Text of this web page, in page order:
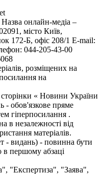
онлайн-медіа –
місто Київ,
Б, офіс 208/1 E-mail:
044-205-43-00
розміщених на
на
сторінки « Новини України
- обов'язкове пряме
гіперпосилання .
в незалежності від
матеріалів.
- видань) - повинна бути
в першому абзаці
"Експертиза", "Заява",